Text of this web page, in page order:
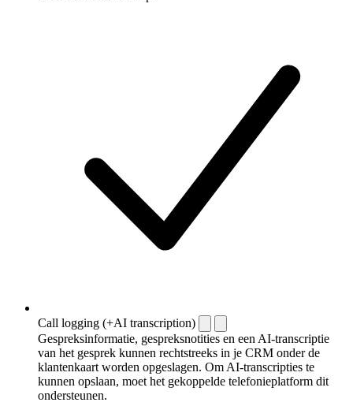
Call logging (+AI transcription)
Gespreksinformatie, gespreksnotities en een AI-transcriptie
van het gesprek kunnen rechtstreeks in je CRM onder de
klantenkaart worden opgeslagen. Om AI-transcripties te
kunnen opslaan, moet het gekoppelde telefonieplatform dit
ondersteunen.